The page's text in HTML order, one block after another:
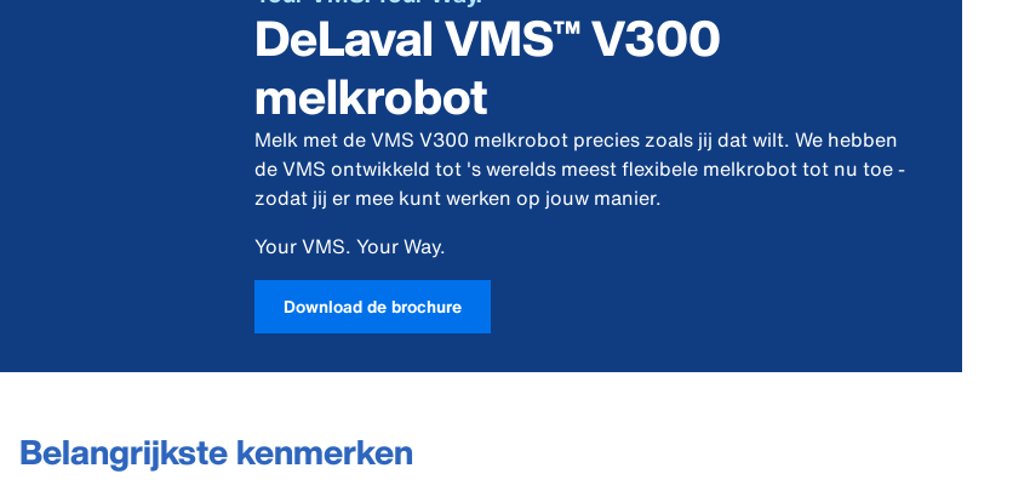
DeLaval VMS™ V300
melkrobot
Melk met de VMS V300 melkrobot precies zoals jij dat wilt. We hebben
de VMS ontwikkeld tot 's werelds meest flexibele melkrobot tot nu toe -
zodat jij er mee kunt werken op jouw manier.
Your VMS. Your Way.
Download de brochure
Belangrijkste kenmerken